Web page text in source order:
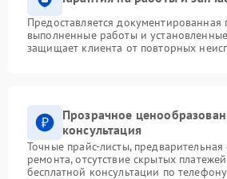
Предоставляется документированная
выполненные работы и
защищает клиента от повторных
Прозрачное
консультация
Точные прайс-листы,
ремонта, отсутствие скрытых
бесплатной консультации по